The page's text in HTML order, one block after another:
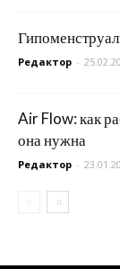
Редактор -
Air Flow: как
она нужна
Редактор -